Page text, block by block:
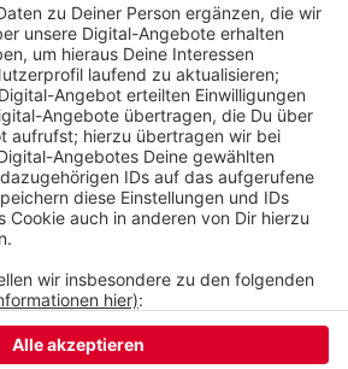
05.11.2020 15:35